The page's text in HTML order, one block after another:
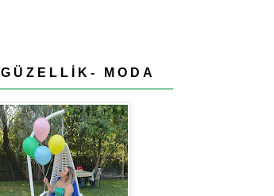
GÜZELLİK- MODA